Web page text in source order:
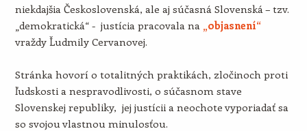
niekdajšia Československá, ale aj súčasná Slovenská – tzv.
„demokratická“ - justícia pracovala na „objasnení“
vraždy Ľudmily Cervanovej.
Stránka hovorí o totalitných praktikách, zločinoch proti
ľudskosti a nespravodlivosti, o súčasnom stave
Slovenskej republiky, jej justícii a neochote vyporiadať sa
so svojou vlastnou minulosťou.